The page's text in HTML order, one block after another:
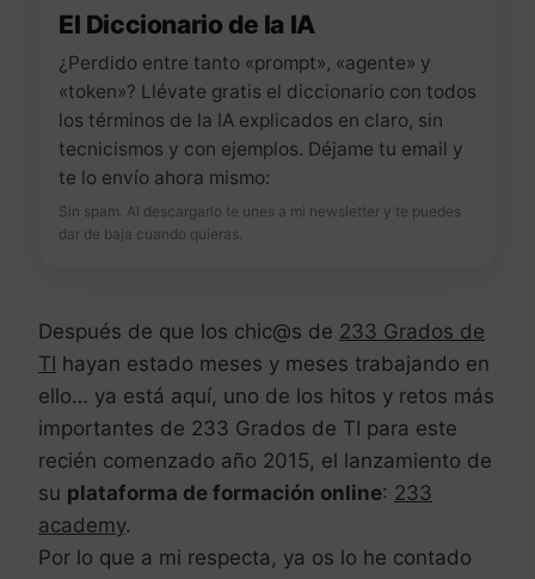
El Diccionario de la IA
¿Perdido entre tanto «prompt», «agente» y
«token»? Llévate gratis el diccionario con todos
los términos de la IA explicados en claro, sin
tecnicismos y con ejemplos. Déjame tu email y
te lo envío ahora mismo:
Sin spam. Al descargarlo te unes a mi newsletter y te puedes
dar de baja cuando quieras.
Después de que los chic@s de 233 Grados de
TI hayan estado meses y meses trabajando en
ello… ya está aquí, uno de los hitos y retos más
importantes de 233 Grados de TI para este
recién comenzado año 2015, el lanzamiento de
su plataforma de formación online: 233
academy.
Por lo que a mi respecta, ya os lo he contado